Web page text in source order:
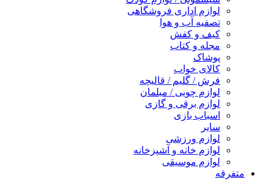
لوازم اداری فروشگاهی
تصفیه آب و هوا
کیف و کفش
مجله و کتاب
پوشاک
کالای خواب
فرش / گلیم / قالیچه
لوازم چوبی / مبلمان
لوازم برقی و گازی
اسباب بازی
سایر
لوازم ورزشی
لوازم خانه و آشپزخانه
لوازم موسیقی
متفرقه